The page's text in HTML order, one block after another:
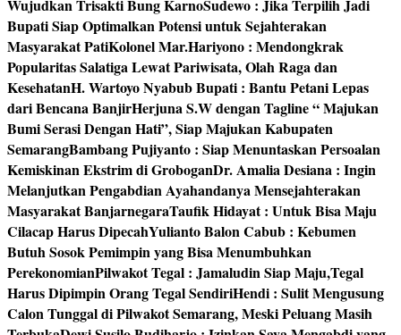
Wujudkan Trisakti Bung KarnoSudewo : Jika Terpilih Jadi
Bupati Siap Optimalkan Potensi untuk Sejahterakan
Masyarakat PatiKolonel Mar.Hariyono : Mendongkrak
Popularitas Salatiga Lewat Pariwisata, Olah Raga dan
KesehatanH. Wartoyo Nyabub Bupati : Bantu Petani Lepas
dari Bencana BanjirHerjuna S.W dengan Tagline “ Majukan
Bumi Serasi Dengan Hati”, Siap Majukan Kabupaten
SemarangBambang Pujiyanto : Siap Menuntaskan Persoalan
Kemiskinan Ekstrim di GroboganDr. Amalia Desiana : Ingin
Melanjutkan Pengabdian Ayahandanya Mensejahterakan
Masyarakat BanjarnegaraTaufik Hidayat : Untuk Bisa Maju
Cilacap Harus DipecahYulianto Balon Cabub : Kebumen
Butuh Sosok Pemimpin yang Bisa Menumbuhkan
PerekonomianPilwakot Tegal : Jamaludin Siap Maju,Tegal
Harus Dipimpin Orang Tegal SendiriHendi : Sulit Mengusung
Calon Tunggal di Pilwakot Semarang, Meski Peluang Masih